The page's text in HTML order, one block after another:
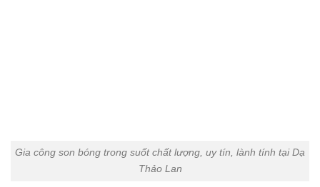
Gia công son bóng trong suốt chất lượng, uy tín, lành tính tại Dạ
Thảo Lan